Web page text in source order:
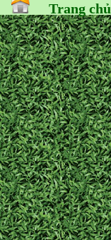
Trang chủ